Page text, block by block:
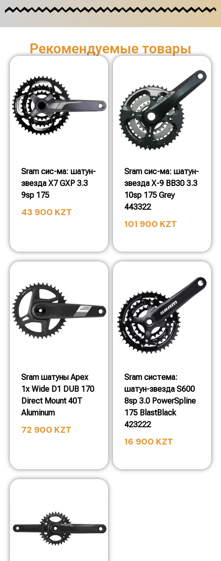
Рекомендуемые товары
Sram сис-ма: шатун-
звезда X7 GXP 3.3
9sp 175
43 900 KZT
Sram сис-ма: шатун-
звезда X-9 BB30 3.3
10sp 175 Grey
443322
101 900 KZT
Sram шатуны Apex
1x Wide D1 DUB 170
Direct Mount 40T
Aluminum
72 900 KZT
Sram система:
шатун-звезда S600
8sp 3.0 PowerSpline
175 BlastBlack
423222
16 900 KZT